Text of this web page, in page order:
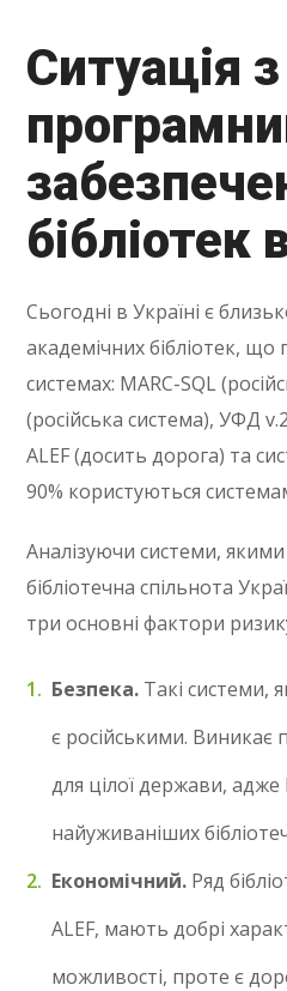
Ситуація з
бібліотек
Сьогодні в Україні є
академічних бібліотек,
системах: MARC-SQL
(російська система), УФД
ALEF (досить дорога) та
90% користуються
Аналізуючи системи, якими
бібліотечна спільнота
три основні фактори
Безпека. Такі системи,
є російськими. Виникає
для цілої держави,
найуживаніших
Економічний. Ряд
ALEF, мають добрі
можливості, проте є